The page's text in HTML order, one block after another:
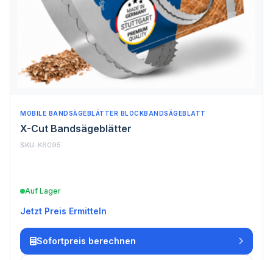
MOBILE BANDSÄGEBLÄTTER BLOCKBANDSÄGEBLATT
X-Cut Bandsägeblätter
SKU: K6095
Auf Lager
Jetzt Preis Ermitteln
Sofortpreis berechnen